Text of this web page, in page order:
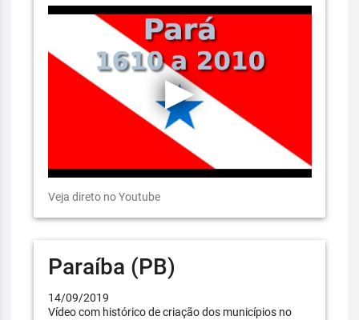
Veja direto no Youtube
Paraíba (PB)
14/09/2019
Vídeo com histórico de criação dos municípios no